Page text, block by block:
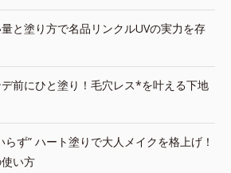
量と塗り方で名品リンクルUVの実力を存
デ前にひと塗り！毛穴レス*を叶える下地
らず” ハート塗りで大人メイクを格上げ！
い方